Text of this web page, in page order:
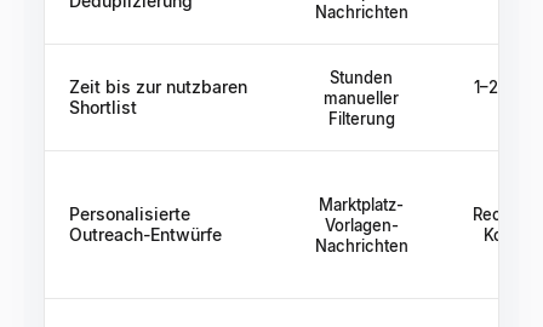
Nachrichten
Zeit bis zur nutzbaren
Shortlist
Stunden
manueller
Filterung
1–2
Personalisierte
Outreach-Entwürfe
Marktplatz-
Vorlagen-
Nachrichten